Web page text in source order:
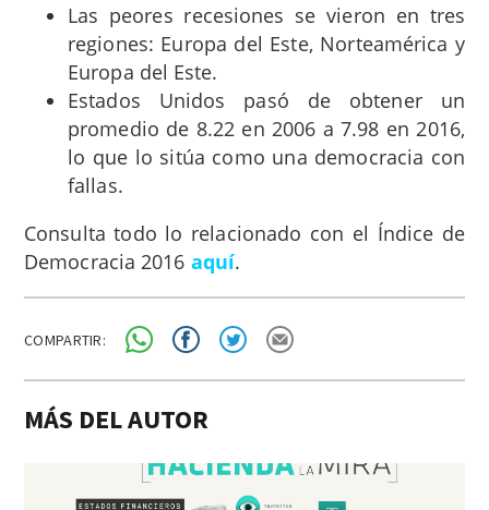
Las peores recesiones se vieron en tres
regiones: Europa del Este, Norteamérica y
Europa del Este.
Estados Unidos pasó de obtener un
promedio de 8.22 en 2006 a 7.98 en 2016,
lo que lo sitúa como una democracia con
fallas.
Consulta todo lo relacionado con el Índice de
Democracia 2016 aquí.
COMPARTIR:
MÁS DEL AUTOR